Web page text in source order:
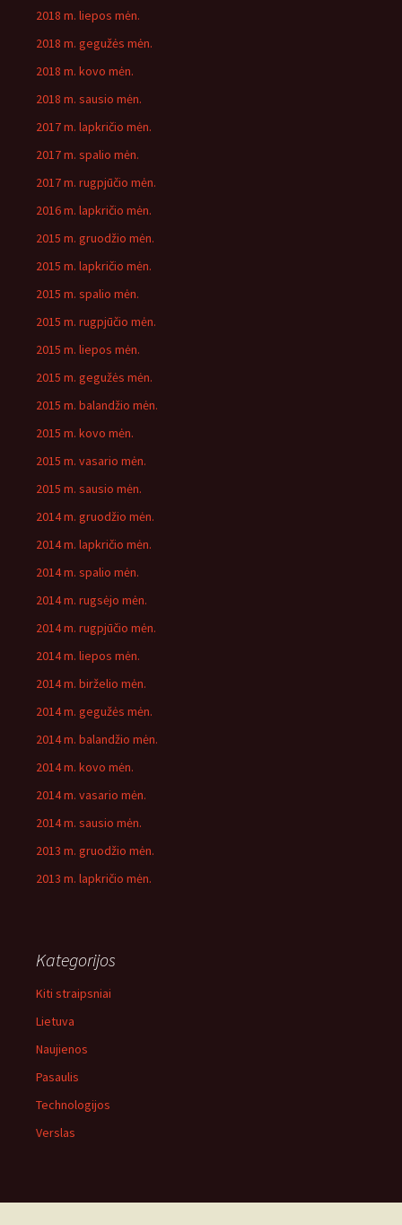
2018 m. liepos mėn.
2018 m. gegužės mėn.
2018 m. kovo mėn.
2018 m. sausio mėn.
2017 m. lapkričio mėn.
2017 m. spalio mėn.
2017 m. rugpjūčio mėn.
2016 m. lapkričio mėn.
2015 m. gruodžio mėn.
2015 m. lapkričio mėn.
2015 m. spalio mėn.
2015 m. rugpjūčio mėn.
2015 m. liepos mėn.
2015 m. gegužės mėn.
2015 m. balandžio mėn.
2015 m. kovo mėn.
2015 m. vasario mėn.
2015 m. sausio mėn.
2014 m. gruodžio mėn.
2014 m. lapkričio mėn.
2014 m. spalio mėn.
2014 m. rugsėjo mėn.
2014 m. rugpjūčio mėn.
2014 m. liepos mėn.
2014 m. birželio mėn.
2014 m. gegužės mėn.
2014 m. balandžio mėn.
2014 m. kovo mėn.
2014 m. vasario mėn.
2014 m. sausio mėn.
2013 m. gruodžio mėn.
2013 m. lapkričio mėn.
Kategorijos
Kiti straipsniai
Lietuva
Naujienos
Pasaulis
Technologijos
Verslas